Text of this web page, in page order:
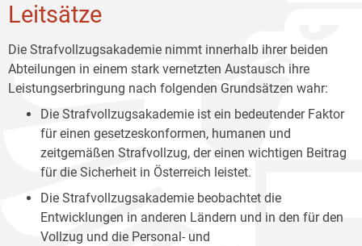
Leitsätze
Die Strafvollzugsakademie nimmt innerhalb ihrer beiden
Abteilungen in einem stark vernetzten Austausch ihre
Leistungserbringung nach folgenden Grundsätzen wahr:
Die Strafvollzugsakademie ist ein bedeutender Faktor
für einen gesetzeskonformen, humanen und
zeitgemäßen Strafvollzug, der einen wichtigen Beitrag
für die Sicherheit in Österreich leistet.
Die Strafvollzugsakademie beobachtet die
Entwicklungen in anderen Ländern und in den für den
Vollzug und die Personal- und